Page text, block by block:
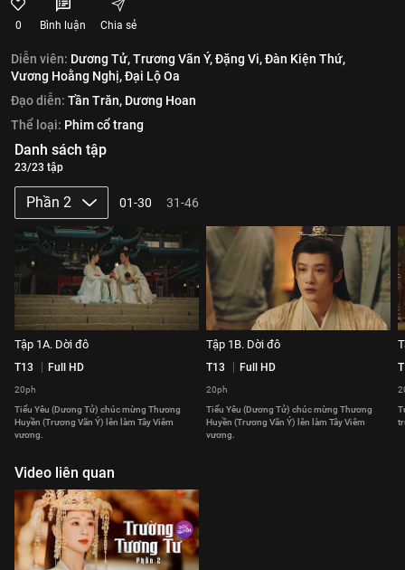
0 Bình luận Chia sẻ
Diễn viên: Dương Tử,Trương Vãn Ý,Đặng Vi,Đàn Kiện Thứ,
Vương Hoằng Nghị,Đại Lộ Oa
Đạo diễn: Tần Trăn, Dương Hoan
Thể loại: Phim cổ trang
Danh sách tập
23/23 tập
Phần 2 01-30 31-46
Tập 1A. Dời đô
T13 Full HD
20ph
Tiểu Yêu (Dương Tử) chúc mừng Thương
Huyền (Trương Vãn Ý) lên làm Tây Viêm
vương.
Tập 1B. Dời đô
T13 Full HD
20ph
Tiểu Yêu (Dương Tử) chúc mừng Thương
Huyền (Trương Vãn Ý) lên làm Tây Viêm
vương.
Video liên quan